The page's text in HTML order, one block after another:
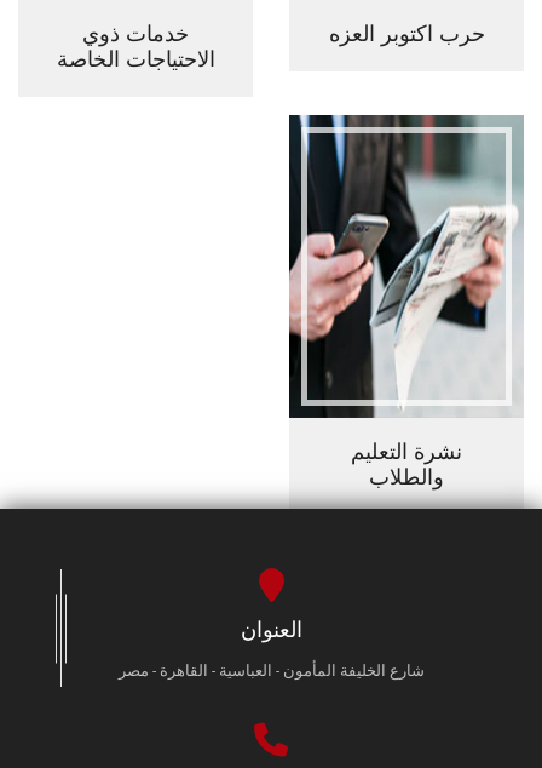
حرب اكتوبر العزه
خدمات ذوي
الاحتياجات الخاصة
نشرة التعليم
والطلاب
العنوان
شارع الخليفة المأمون - العباسية - القاهرة - مصر